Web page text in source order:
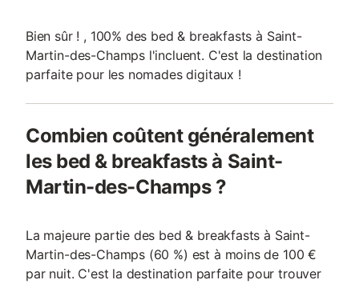
Bien sûr ! , 100% des bed & breakfasts à Saint-
Martin-des-Champs l'incluent. C'est la destination
parfaite pour les nomades digitaux !
Combien coûtent généralement
les bed & breakfasts à Saint-
Martin-des-Champs ?
La majeure partie des bed & breakfasts à Saint-
Martin-des-Champs (60 %) est à moins de 100 €
par nuit. C'est la destination parfaite pour trouver